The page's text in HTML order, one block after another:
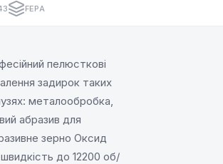
FEPA
пелюсткові
задирок таких
металообробка,
абразив для
зерно Оксид
до 12200 об/